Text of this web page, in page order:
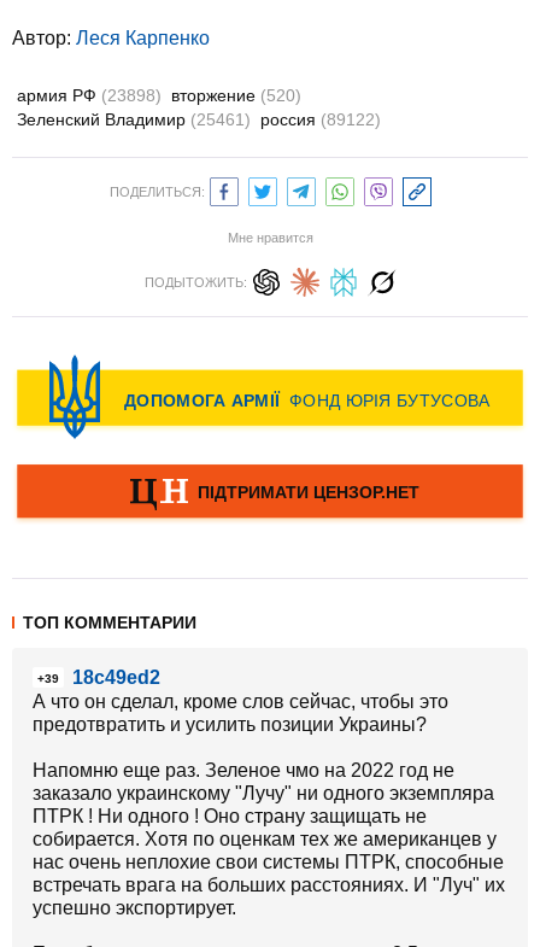
Автор: Леся Карпенко
армия РФ (23898) вторжение (520)
Зеленский Владимир (25461) россия (89122)
ПОДЕЛИТЬСЯ:
Мне нравится
ПОДЫТОЖИТЬ:
ТОП КОММЕНТАРИИ
+39
18c49ed2
А что он сделал, кроме слов сейчас, чтобы это
предотвратить и усилить позиции Украины?
Напомню еще раз. Зеленое чмо на 2022 год не
заказало украинскому "Лучу" ни одного экземпляра
ПТРК ! Ни одного ! Оно страну защищать не
собирается. Хотя по оценкам тех же американцев у
нас очень неплохие свои системы ПТРК, способные
встречать врага на больших расстояниях. И "Луч" их
успешно экспортирует.